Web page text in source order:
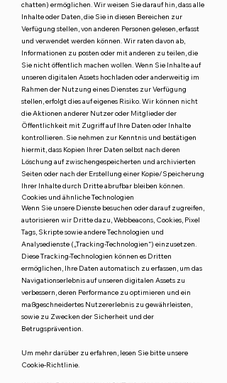
chatten) ermöglichen. Wir weisen Sie darauf hin, dass alle
Inhalte oder Daten, die Sie in diesen Bereichen zur
Verfügung stellen, von anderen Personen gelesen, erfasst
und verwendet werden können. Wir raten davon ab,
Informationen zu posten oder mit anderen zu teilen, die
Sie nicht öffentlich machen wollen. Wenn Sie Inhalte auf
unseren digitalen Assets hochladen oder anderweitig im
Rahmen der Nutzung eines Dienstes zur Verfügung
stellen, erfolgt dies auf eigenes Risiko. Wir können nicht
die Aktionen anderer Nutzer oder Mitglieder der
Öffentlichkeit mit Zugriff auf Ihre Daten oder Inhalte
kontrollieren. Sie nehmen zur Kenntnis und bestätigen
hiermit, dass Kopien Ihrer Daten selbst nach deren
Löschung auf zwischengespeicherten und archivierten
Seiten oder nach der Erstellung einer Kopie/Speicherung
Ihrer Inhalte durch Dritte abrufbar bleiben können.
Cookies und ähnliche Technologien
Wenn Sie unsere Dienste besuchen oder darauf zugreifen,
autorisieren wir Dritte dazu, Webbeacons, Cookies, Pixel
Tags, Skripte sowie andere Technologien und
Analysedienste („Tracking-Technologien“) einzusetzen.
Diese Tracking-Technologien können es Dritten
ermöglichen, Ihre Daten automatisch zu erfassen, um das
Navigationserlebnis auf unseren digitalen Assets zu
verbessern, deren Performance zu optimieren und ein
maßgeschneidertes Nutzererlebnis zu gewährleisten,
sowie zu Zwecken der Sicherheit und der
Betrugsprävention.
Um mehr darüber zu erfahren, lesen Sie bitte unsere
Cookie-Richtlinie.